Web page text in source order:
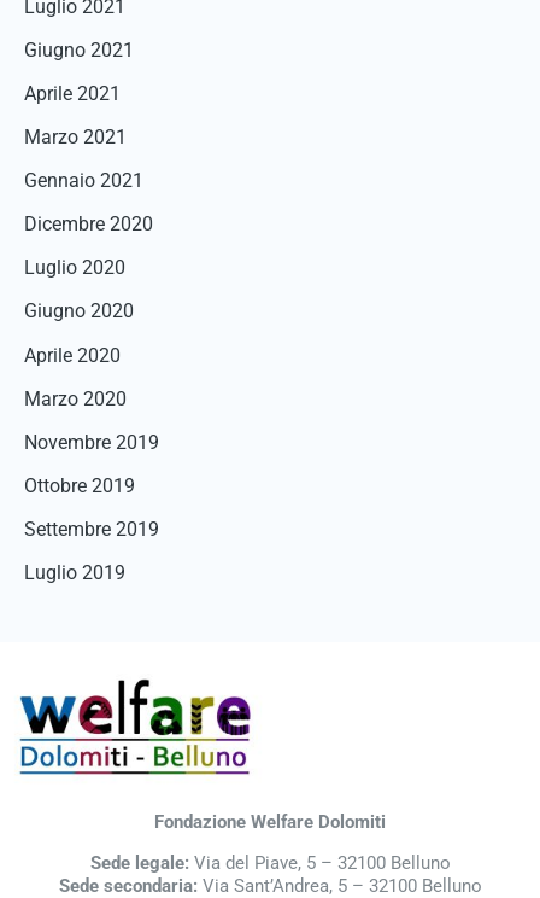
Luglio 2021
Giugno 2021
Aprile 2021
Marzo 2021
Gennaio 2021
Dicembre 2020
Luglio 2020
Giugno 2020
Aprile 2020
Marzo 2020
Novembre 2019
Ottobre 2019
Settembre 2019
Luglio 2019
Fondazione Welfare Dolomiti
Sede legale: Via del Piave, 5 – 32100 Belluno
Sede secondaria: Via Sant’Andrea, 5 – 32100 Belluno